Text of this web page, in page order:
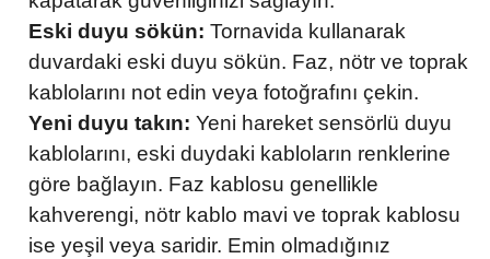
Eski duyu sökün: Tornavida kullanarak
duvardaki eski duyu sökün. Faz, nötr ve toprak
kablolarını not edin veya fotoğrafını çekin.
Yeni duyu takın: Yeni hareket sensörlü duyu
kablolarını, eski duydaki kabloların renklerine
göre bağlayın. Faz kablosu genellikle
kahverengi, nötr kablo mavi ve toprak kablosu
ise yeşil veya saridir. Emin olmadığınız